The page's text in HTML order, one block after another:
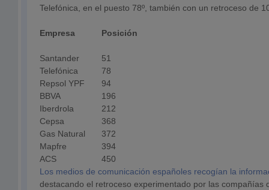
Telefónica, en el puesto 78º, también con un retroceso de
Empresa Posición
Santander
51
Telefónica
78
Repsol YPF
94
BBVA
196
Iberdrola
212
Cepsa
368
Gas Natural
372
Mapfre
394
ACS
450
Los medios de comunicación españoles recogían la
destacando el retroceso experimentado por las compañías